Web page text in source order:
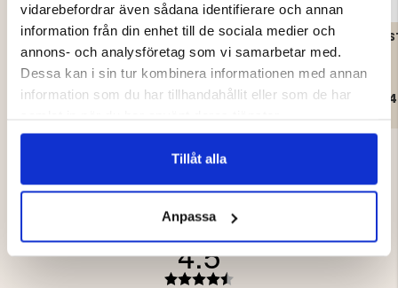
vidarebefordrar även sådana identifierare och annan
information från din enhet till de sociala medier och
annons- och analysföretag som vi samarbetar med.
Dessa kan i sin tur kombinera informationen med annan
information som du har tillhandahållit eller som de har
Tillåt alla
Anpassa
RYGGSÄCK MOUNT ZERO
20L
99 kr 199 kr
RYGGSÄCK TOUR 45
799 kr
4.5